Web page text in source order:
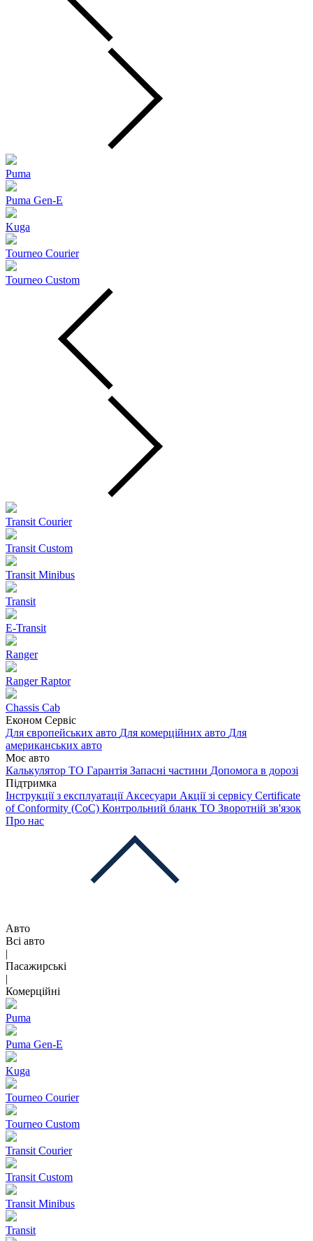
Puma
Puma Gen‑E
Kuga
Tourneo Courier
Tourneo Custom
Transit Courier
Transit Custom
Transit Minibus
Transit
E-Transit
Ranger
Ranger Raptor
Chassis Cab
Економ Сервіс
Для європейських авто Для комерційних авто Для
американських авто
Моє авто
Калькулятор ТО Гарантія Запасні частини Допомога в дорозі
Підтримка
Інструкції з експлуатації Аксесуари Акції зі сервісу Certificate
of Conformity (CoC) Контрольний бланк ТО Зворотній зв'язок
Про нас
Авто
Всі авто
|
Пасажирські
|
Комерційні
Puma
Puma Gen‑E
Kuga
Tourneo Courier
Tourneo Custom
Transit Courier
Transit Custom
Transit Minibus
Transit